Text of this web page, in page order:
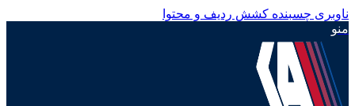
ناوبری چسبنده کشش ردیف و محتوا
منو